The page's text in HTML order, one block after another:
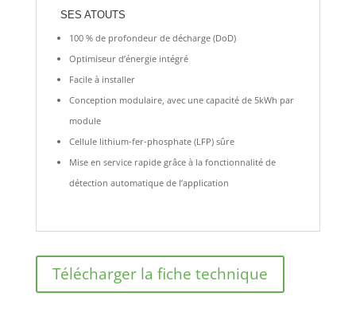
SES ATOUTS
100 % de profondeur de décharge (DoD)
Optimiseur d’énergie intégré
Facile à installer
Conception modulaire, avec une capacité de 5kWh par
module
Cellule lithium-fer-phosphate (LFP) sûre
Mise en service rapide grâce à la fonctionnalité de
détection automatique de l’application
Télécharger la fiche technique